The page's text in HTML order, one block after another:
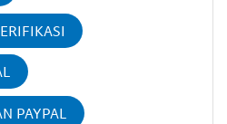
PAYPAL